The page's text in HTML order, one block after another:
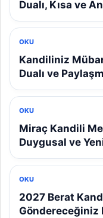
Dualı, Kısa ve
OKU
Kandiliniz
Dualı ve
OKU
Miraç Kandili
Duygusal ve
OKU
2027 Berat
Göndereceğiniz